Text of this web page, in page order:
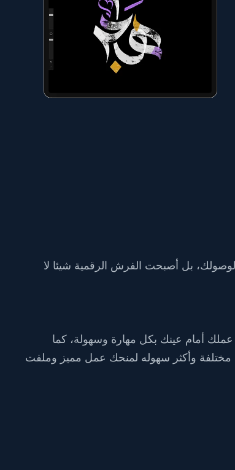
بل أصبحت الفرش الرقمية شيئا لا
أمام عينك بكل مهارة وسهولة، كما
وأكثر سهوله لمنحك عمل مميز وملفت